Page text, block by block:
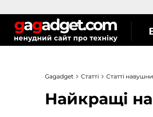
Gagadget Статті Статті
Найкращі